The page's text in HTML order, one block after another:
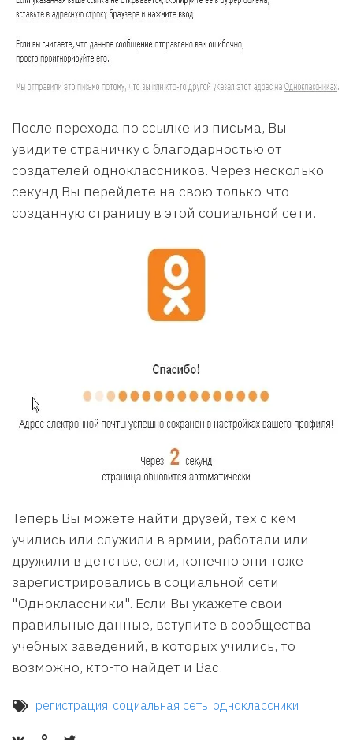
После перехода по ссылке из письма, Вы
увидите страничку с благодарностью от
создателей одноклассников. Через несколько
секунд Вы перейдете на свою только-что
созданную страницу в этой социальной сети.
Теперь Вы можете найти друзей, тех с кем
учились или служили в армии, работали или
дружили в детстве, если, конечно они тоже
зарегистрировались в социальной сети
"Одноклассники". Если Вы укажете свои
правильные данные, вступите в сообщества
учебных заведений, в которых учились, то
возможно, кто-то найдет и Вас.
регистрация социальная сеть одноклассники